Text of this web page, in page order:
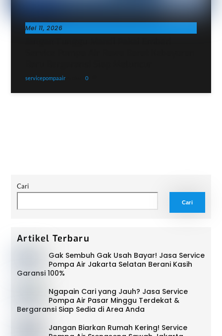
Mei 11, 2026
servicepompaair 0
Cari
Cari
Artikel Terbaru
Gak Sembuh Gak Usah Bayar! Jasa Service
Pompa Air Jakarta Selatan Berani Kasih
Garansi 100%
Ngapain Cari yang Jauh? Jasa Service
Pompa Air Pasar Minggu Terdekat &
Bergaransi Siap Sedia di Area Anda
Jangan Biarkan Rumah Kering! Service